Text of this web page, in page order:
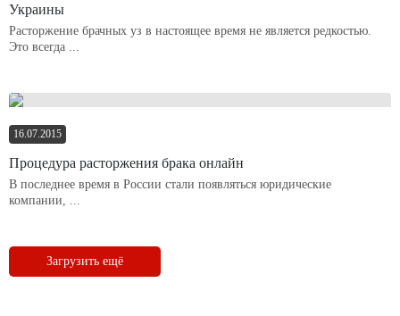
Украины
Расторжение брачных уз в настоящее время не является редкостью.
Это всегда ...
16.07.2015
Процедура расторжения брака онлайн
В последнее время в России стали появляться юридические
компании, ...
Загрузить ещё